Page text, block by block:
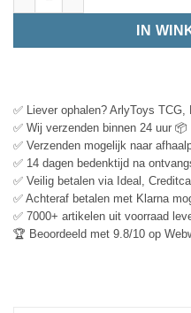
IN
✅ Liever ophalen? ArlyToys
✅ Wij verzenden binnen 24 uur 📦
✅ Verzenden mogelijk naar
✅ 14 dagen bedenktijd na
✅ Veilig betalen via Ideal,
✅ Achteraf betalen met Klarna
✅ 7000+ artikelen uit voorraad
🏆 Beoordeeld met 9.8/10 op